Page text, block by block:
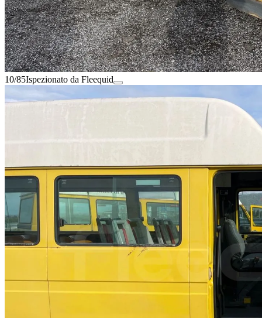
10/85Ispezionato da Fleequid